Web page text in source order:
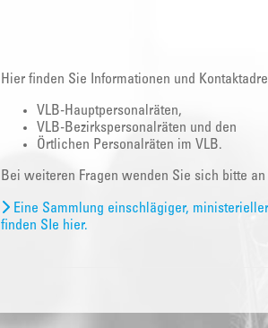
Hier finden Sie Informationen und
VLB-Hauptpersonalräten,
VLB-Bezirkspersonalräten und den
Örtlichen Personalräten im VLB.
Bei weiteren Fragen wenden Sie sich bitte an
Eine Sammlung einschlägiger,
finden SIe hier.